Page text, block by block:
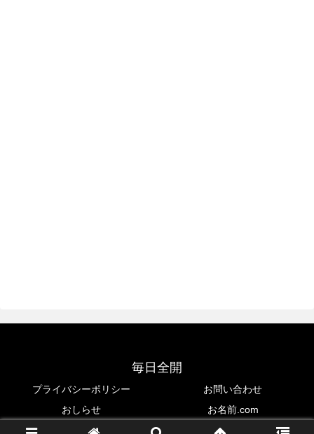
毎日全開
プライバシーポリシー
お問い合わせ
おしらせ
お名前.com